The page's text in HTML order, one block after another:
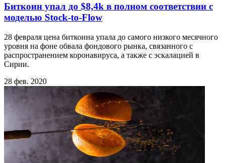
Биткоин упал до $8,4k в полном соответствии с
моделью Stock‑to‑Flow
28 февраля цена биткоина упала до самого низкого месячного
уровня на фоне обвала фондового рынка, связанного с
распространением коронавируса, а также с эскалацией в
Сирии.
28 фев. 2020